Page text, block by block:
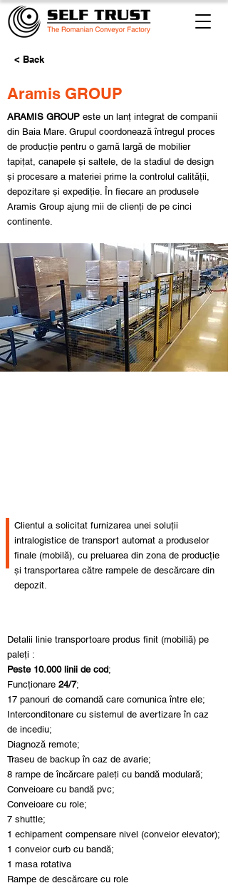
< Back
Aramis GROUP
ARAMIS GROUP este un lanț integrat de companii
din Baia Mare. Grupul coordonează întregul proces
de producție pentru o gamă largă de mobilier
tapițat, canapele și saltele, de la stadiul de design
și procesare a materiei prime la controlul calității,
depozitare și expediție. În fiecare an produsele
Aramis Group ajung mii de clienți de pe cinci
continente.
Clientul a solicitat furnizarea unei soluții
intralogistice de transport automat a produselor
finale (mobilă), cu preluarea din zona de producție
și transportarea către rampele de descărcare din
depozit.
Detalii linie transportoare produs finit (mobiliă) pe
paleți :
Peste 10.000 linii de cod;
Funcționare 24/7;
17 panouri de comandă care comunica între ele;
Interconditonare cu sistemul de avertizare în caz
de incediu;
Diagnoză remote;
Traseu de backup în caz de avarie;
8 rampe de încărcare paleți cu bandă modulară;
Conveioare cu bandă pvc;
Conveioare cu role;
7 shuttle;
1 echipament compensare nivel (conveior elevator);
1 conveior curb cu bandă;
1 masa rotativa
Rampe de descărcare cu role